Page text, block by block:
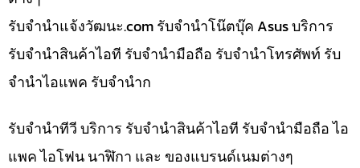
รับจํานําแจ้งวัฒนะ.com รับจำนำโน๊ตบุ๊ค Asus บริการ
รับจำนำสินค้าไอที รับจำนำมือถือ รับจำนำโทรศัพท์ รับ
จำนำไอแพค รับจำนำก
รับจำนำทีวี บริการ รับจำนำสินค้าไอที รับจำนำมือถือ ไอ
แพค ไอโฟน นาฬิกา และ ของแบรนด์เนมต่างๆ